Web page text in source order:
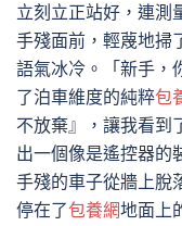
立刻立正站好，連測
手殘面前，輕蔑地掃
語氣冰冷。「新手，
了泊車維度的純粹包
不放棄』，讓我看到
出一個像是遙控器的
手殘的車子從牆上脫
停在了包養網地面上